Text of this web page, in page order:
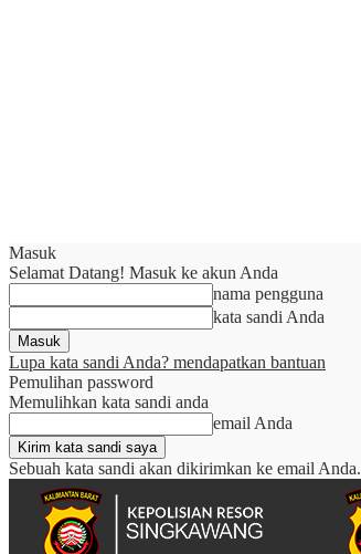
Masuk
Selamat Datang! Masuk ke akun Anda
nama pengguna
kata sandi Anda
Lupa kata sandi Anda? mendapatkan bantuan
Pemulihan password
Memulihkan kata sandi anda
email Anda
Sebuah kata sandi akan dikirimkan ke email Anda.